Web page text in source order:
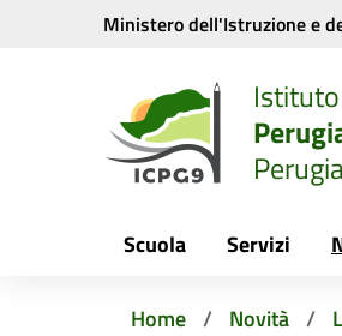
Vai ai contenuti
Vai al menu di navigazione
Ministero dell'Istruzione e
Scuola Servizi
Home Novità